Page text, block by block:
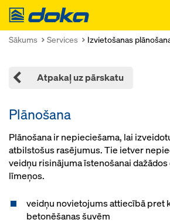
Doka
Sākums Services Izvietošanas
Atpakaļ uz pārskatu
Plānošana
Plānošana ir nepieciešama, lai
atbilstošus rasējumus. Tie ietver
veidņu risinājuma īstenošanai
līmeņos.
veidņu novietojums attiecībā pret
betonēšanas šuvēm